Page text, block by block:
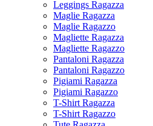
Leggings Ragazza
Maglie Ragazza
Maglie Ragazzo
Magliette Ragazza
Magliette Ragazzo
Pantaloni Ragazza
Pantaloni Ragazzo
Pigiami Ragazza
Pigiami Ragazzo
T-Shirt Ragazza
T-Shirt Ragazzo